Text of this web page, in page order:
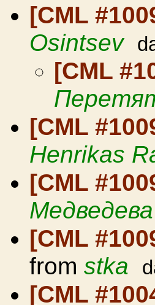
[CML
Osintsev
[CML
[CML
Henrikas
[CML
[CML
from stka
[CML